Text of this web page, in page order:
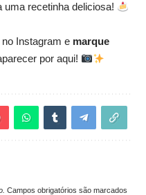
recetinha deliciosa!
Instagram e marque
por aqui!
Campos obrigatórios são marcados